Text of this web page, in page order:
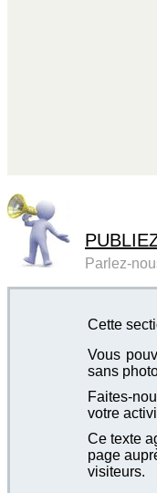
Parlez-
Cette
Vous
sans
Faites-
votre
Ce texte
page
visiteurs.